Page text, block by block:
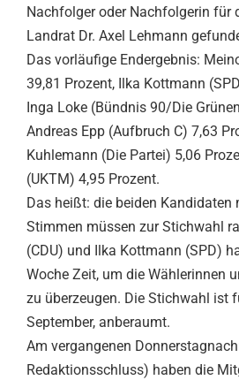
Nachfolger oder Nachfolgerin für
Landrat Dr. Axel Lehmann
Das vorläufige Endergebnis:
39,81 Prozent, Ilka Kottmann
Inga Loke (Bündnis 90/Die
Andreas Epp (Aufbruch C) 7,63
Kuhlemann (Die Partei) 5,06
(UKTM) 4,95 Prozent.
Das heißt: die beiden Kandidaten
Stimmen müssen zur Stichwahl
(CDU) und Ilka Kottmann (SPD)
Woche Zeit, um die Wählerinnen
zu überzeugen. Die Stichwahl ist
September, anberaumt.
Am vergangenen
Redaktionsschluss) haben die